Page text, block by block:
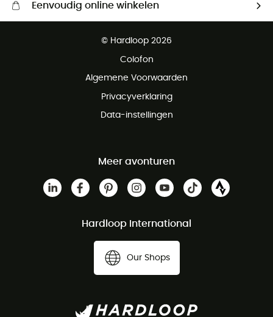
Eenvoudig online winkelen
Gratis retourneren binnen 100 dagen
© Hardloop 2026
Colofon
Algemene Voorwaarden
Privacyverklaring
Data-instellingen
Meer avonturen
Hardloop International
Our Shops